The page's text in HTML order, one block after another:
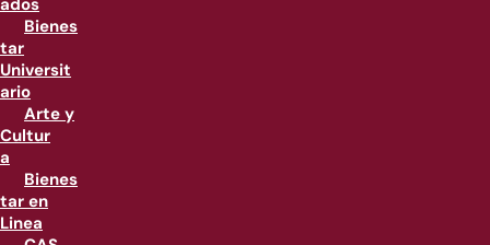
ados
Bienes
tar
Universit
ario
Arte y
Cultur
a
Bienes
tar en
Linea